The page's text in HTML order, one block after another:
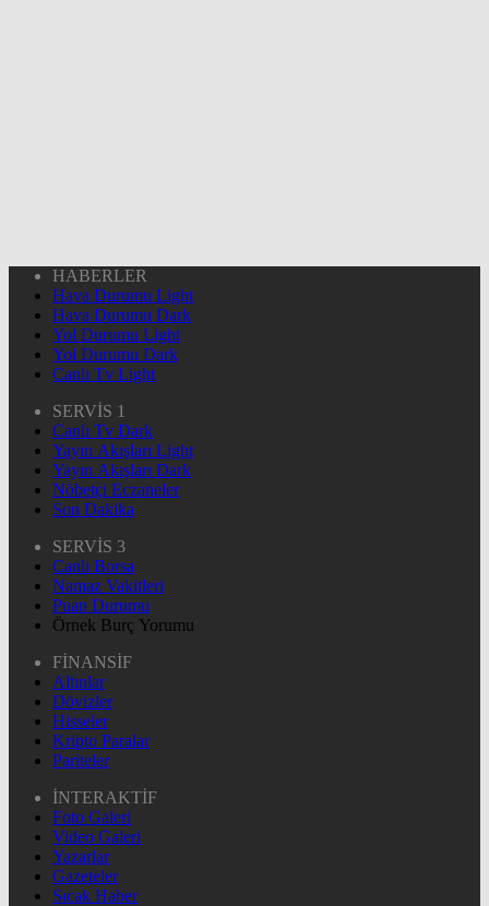
HABERLER
Hava Durumu Light
Hava Durumu Dark
Yol Durumu Light
Yol Durumu Dark
Canlı Tv Light
SERVİS 1
Canlı Tv Dark
Yayın Akışları Light
Yayın Akışları Dark
Nöbetçi Eczaneler
Son Dakika
SERVİS 3
Canlı Borsa
Namaz Vakitleri
Puan Durumu
Örnek Burç Yorumu
FİNANSİF
Altınlar
Dövizler
Hisseler
Kripto Paralar
Pariteler
İNTERAKTİF
Foto Galeri
Video Galeri
Yazarlar
Gazeteler
Sıcak Haber